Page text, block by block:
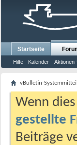
Startseite
Hilfe Kalender Aktionen
vBulletin-
Wenn
gestellte
Beiträge